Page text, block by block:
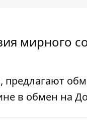
мирного
в обмен на